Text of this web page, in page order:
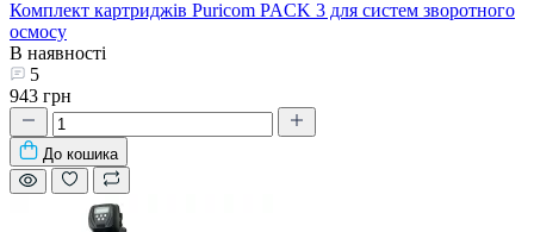
Комплект картриджів Puricom PACK 3 для систем зворотного
осмосу
В наявності
5
943 грн
До кошика